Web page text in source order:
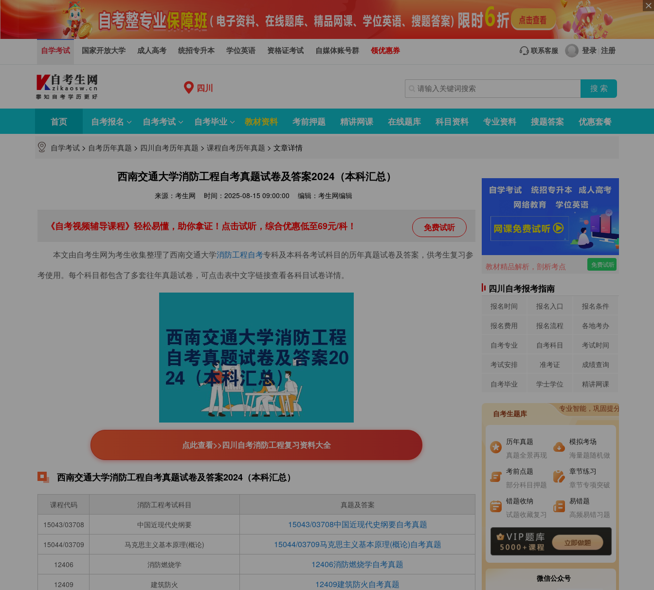
自学考试 国家开放大学 成人高考 统招专升本 学位英语 资格证考试 自媒体账号群 领优惠券 联系客服 登录 注册
四川
首页 自考报名 自考考试 自考毕业 教材资料 考前押题 精讲网课 在线题库 科目资料 专业资料 搜题答案 优惠套餐
自学考试 > 自考历年真题 > 四川自考历年真题 > 课程自考历年真题 > 文章详情
西南交通大学消防工程自考真题试卷及答案2024（本科汇总）
来源：考生网 时间：2025-08-15 09:00:00 编辑：考生网编辑
免费试听
《自考视频辅导课程》轻松易懂，助你拿证！点击试听，综合优惠低至69元/科！
本文由自考生网为考生收集整理了西南交通大学消防工程自考专科及本科各考试科目的历年真题试卷及答案，供考生复习参
考使用。每个科目都包含了多套往年真题试卷，可点击表中文字链接查看各科目试卷详情。
点此查看>>四川自考消防工程复习资料大全
西南交通大学消防工程自考真题试卷及答案2024（本科汇总）
课程代码 消防工程考试科目 真题及答案
15043/03708 中国近现代史纲要 15043/03708中国近现代史纲要自考真题
15044/03709 马克思主义基本原理(概论) 15044/03709马克思主义基本原理(概论)自考真题
12406 消防燃烧学 12406消防燃烧学自考真题
12409 建筑防火 12409建筑防火自考真题
教材精品解析，剖析考点 免费试听
四川自考报考指南
报名时间 报名入口
报名条件
报名费用
报名流程
各地考办
自考专业
自考科目
考试时间
考试安排
准考证
成绩查询
自考毕业
学士学位 精讲网课
自考生题库
专业智能，巩固提分
历年真题
真题全景再现
模拟考场
海量题随机做
进入做题
考前点题
部分科目押题
进入做题
章节练习
章节专项突破
进入做题
错题收纳
试题收藏复习
进入做题
易错题
高频易错习题
进入做题
微信公众号